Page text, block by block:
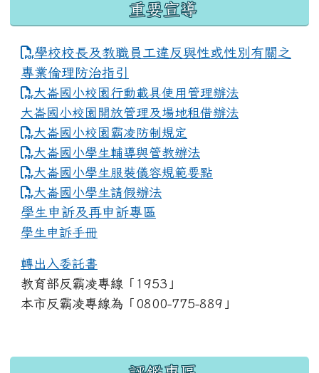
重要宣導
學校校長及教職員工違反與性或性別有關之
專業倫理防治指引
大崙國小校園行動載具使用管理辦法
大崙國小校園開放管理及場地租借辦法
大崙國小校園霸凌防制規定
大崙國小學生輔導與管教辦法
大崙國小學生服裝儀容規範要點
link to https://www.dles.tyc.edu.tw/uploads/
大崙國小學生請假辦法
學生申訴及再申訴專區
學生申訴手冊
轉出入委託書
教育部反霸凌專線「1953」
本市反霸凌專線為「0800-775-889」
:::